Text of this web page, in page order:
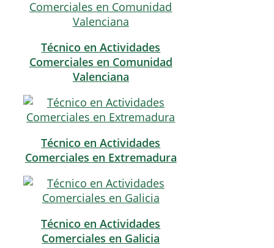
Técnico en Actividades
Comerciales en Comunidad
Valenciana
Técnico en Actividades
Comerciales en Extremadura
Técnico en Actividades
Comerciales en Galicia